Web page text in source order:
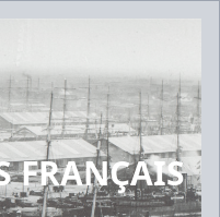
FRANÇAIS